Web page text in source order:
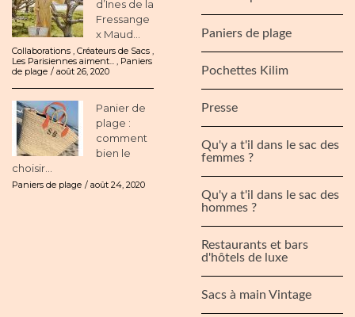
d’Ines de la
Fressange
x Maud...
Collaborations Créateurs de Sacs
Les Parisiennes aiment...
Paniers
de plage
août 26, 2020
Panier de
plage :
comment
bien le
choisir...
Paniers de plage août 24, 2020
Paniers de plage
Pochettes Kilim
Presse
Qu'y a t'il dans le sac des
femmes ?
Qu'y a t'il dans le sac des
hommes ?
Restaurants et bars
d'hôtels de luxe
Sacs à main Vintage